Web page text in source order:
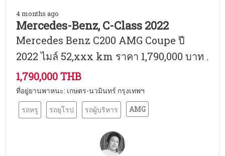
4 months ago
Mercedes-Benz, C-Class 2022
Mercedes Benz C200 AMG Coupe ปี
2022 ไมล์ 52,xxx km ราคา 1,790,000 บาท .
1,790,000 THB
ที่อยู่ยานพาหนะ: เกษตร-นวมินทร์ กรุงเทพฯ
รถหรู
รถยุโรป รถผู้บริหาร AMG